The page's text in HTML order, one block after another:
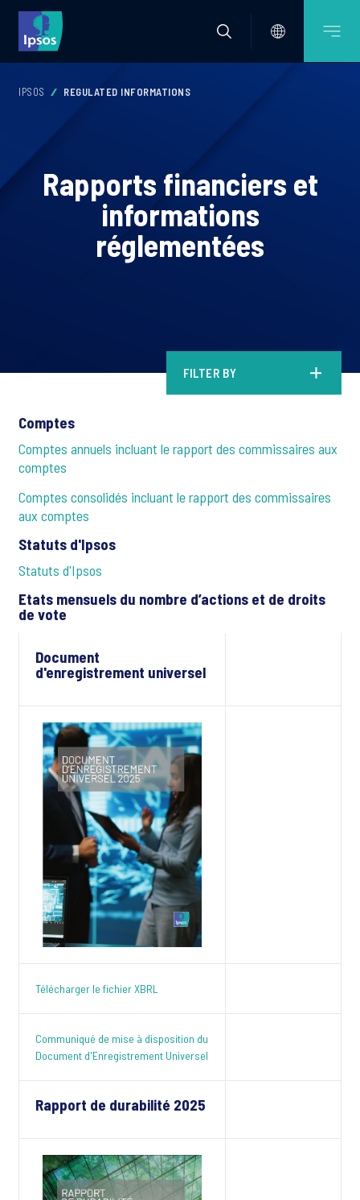
IPSOS REGULATED INFORMATIONS
Rapports financiers et
informations
réglementées
FILTER BY
Comptes
Comptes annuels incluant le rapport des commissaires aux
comptes
Comptes consolidés incluant le rapport des commissaires
aux comptes
Statuts d'Ipsos
Statuts d'Ipsos
Etats mensuels du nombre d’actions et de droits
de vote
Document
d'enregistrement universel
Télécharger le fichier XBRL
Communiqué de mise à disposition du
Document d'Enregistrement Universel
Rapport de durabilité 2025